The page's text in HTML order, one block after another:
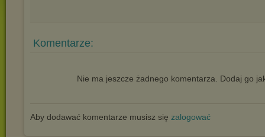
Komentarze:
Nie ma jeszcze żadnego komentarza. Dodaj go
Aby dodawać komentarze musisz się zalogować